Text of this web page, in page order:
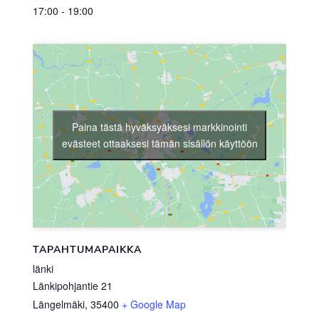
17:00 - 19:00
TAPAHTUMAPAIKKA
länki
Länkipohjantie 21
Längelmäki, 35400 + Google Map
Paina tästä hyväksyäksesi markkinointi
evästeet ottaaksesi tämän sisällön käyttöön